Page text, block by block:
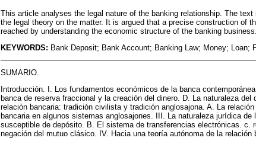
This article analyses the legal nature of the banking relationship. The
the legal theory on the matter. It is argued that a precise construction of
reached by understanding the economic structure of the banking business.
KEYWORDS: Bank Deposit; Bank Account; Banking Law; Money; Loan;
SUMARIO.
Introducción. I. Los fundamentos económicos de la banca
banca de reserva fraccional y la creación del dinero. D. La naturaleza
relación bancaria: tradición civilista y tradición anglosajona. A. La
bancaria en algunos sistemas anglosajones. III. La naturaleza jurídica
susceptible de depósito. B. El sistema de transferencias electrónicas. c.
negación del mutuo clásico. IV. Hacia una teoría autónoma de la relación